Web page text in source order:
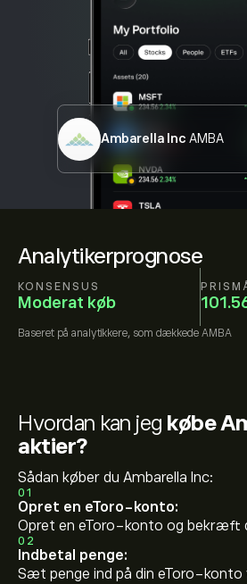
Analytikerprognose
KONSENSUS
Moderat køb
Baseret på analytikkere, som dækkede AMBA
Ambarella Inc AMBA
Hvordan kan jeg købe
aktier?
Sådan køber du Ambarella Inc:
01
Opret en eToro-konto:
Opret en eToro-konto og bekræft
02
Indbetal penge:
Sæt penge ind på din eToro-konto